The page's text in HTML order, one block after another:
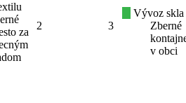
za
2 3
Vývoz skla
Zberné
v obci